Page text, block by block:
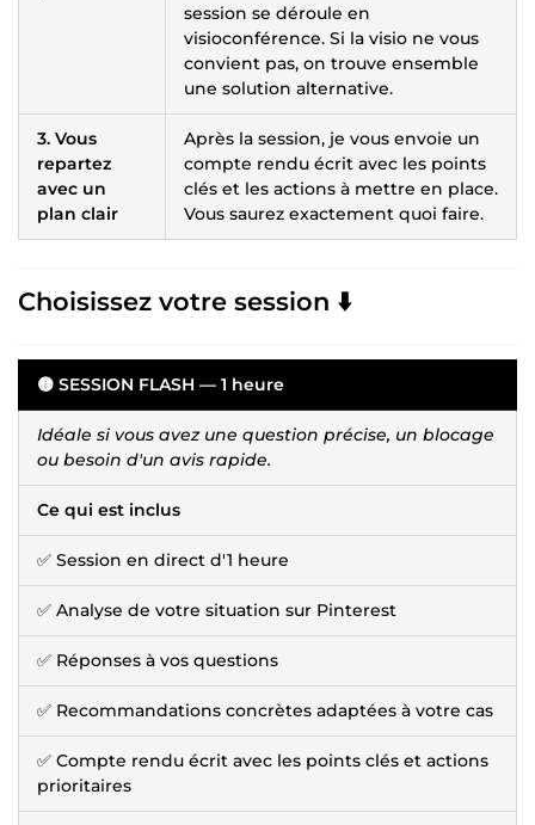
session se déroule en
visioconférence. Si la visio ne vous
convient pas, on trouve ensemble
une solution alternative.
3. Vous
repartez
avec un
plan clair
Après la session, je vous envoie un
compte rendu écrit avec les points
clés et les actions à mettre en place.
Vous saurez exactement quoi faire.
Choisissez votre session ⬇️
🟡 SESSION FLASH — 1 heure
Idéale si vous avez une question précise, un blocage
ou besoin d'un avis rapide.
Ce qui est inclus
✅ Session en direct d'1 heure
✅ Analyse de votre situation sur Pinterest
✅ Réponses à vos questions
✅ Recommandations concrètes adaptées à votre cas
✅ Compte rendu écrit avec les points clés et actions
prioritaires